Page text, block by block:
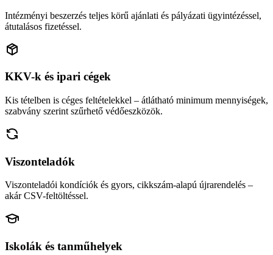
Intézményi beszerzés teljes körű ajánlati és pályázati ügyintézéssel,
átutalásos fizetéssel.
KKV-k és ipari cégek
Kis tételben is céges feltételekkel – átlátható minimum mennyiségek,
szabvány szerint szűrhető védőeszközök.
Viszonteladók
Viszonteladói kondíciók és gyors, cikkszám-alapú újrarendelés –
akár CSV-feltöltéssel.
Iskolák és tanműhelyek